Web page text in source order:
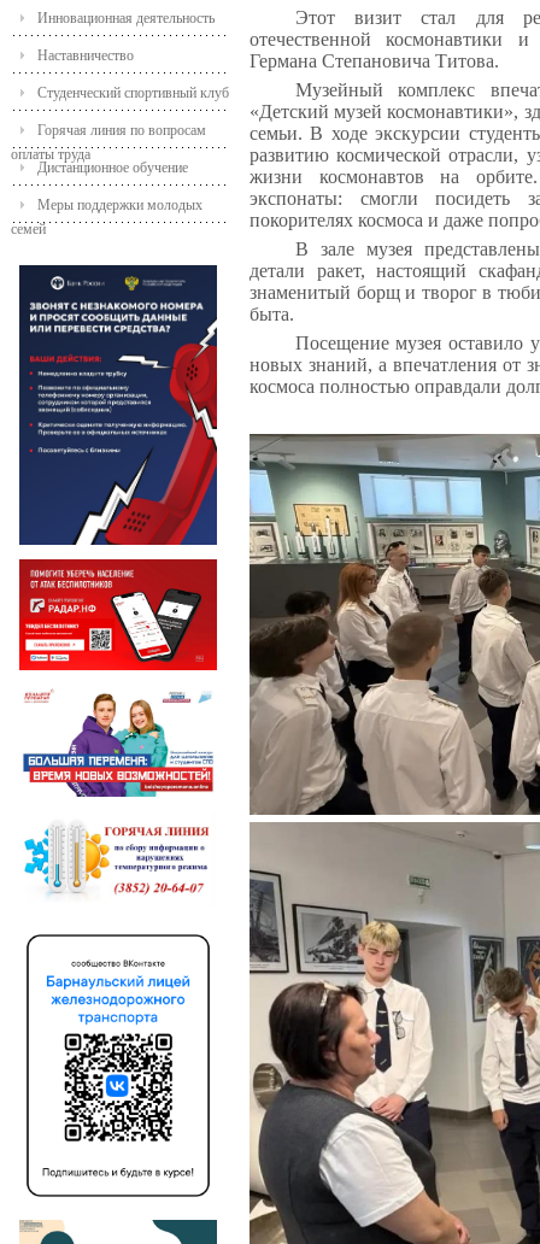
Инновационная деятельность
Наставничество
Студенческий спортивный клуб
Горячая линия по вопросам
оплаты труда
Дистанционное обучение
Меры поддержки молодых
семей
Этот визит стал для
отечественной космонавтики
Германа Степановича Титова.
Музейный комплекс
«Детский музей космонавтики»,
семьи. В ходе экскурсии
развитию космической отрасли,
жизни космонавтов на
экспонаты: смогли посидеть
покорителях космоса и даже
В зале музея
детали ракет, настоящий
знаменитый борщ и творог в
быта.
Посещение музея оставило
новых знаний, а впечатления от
космоса полностью оправдали